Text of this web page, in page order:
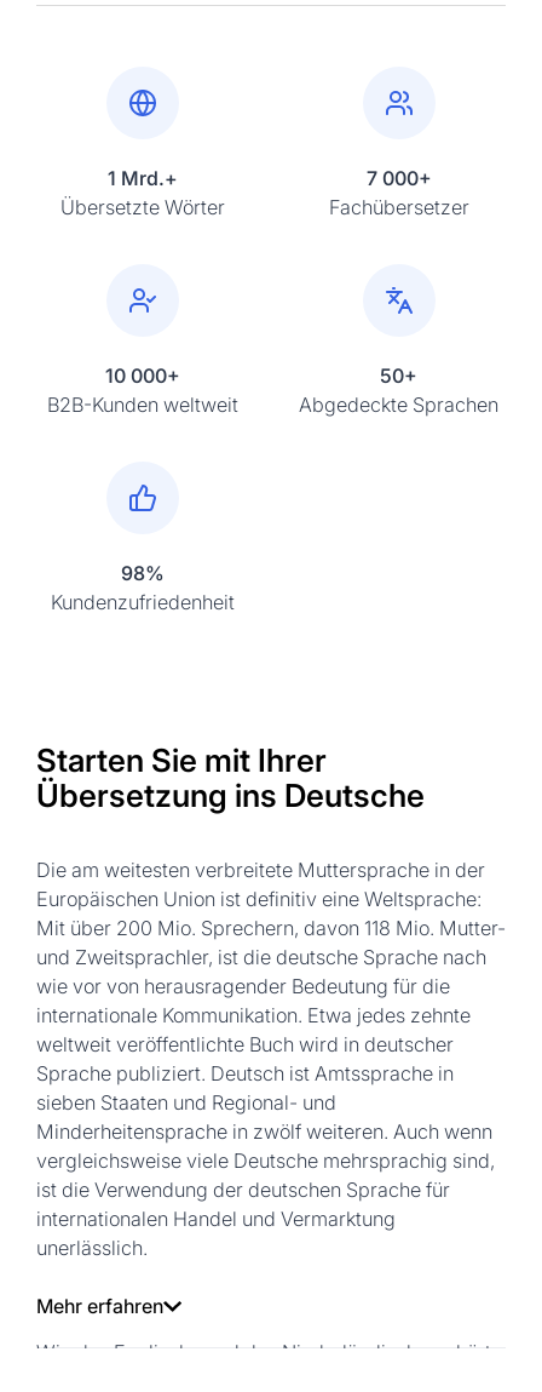
1 Mrd.+
Übersetzte Wörter
7 000+
Fachübersetzer
10 000+
B2B-Kunden weltweit
50+
Abgedeckte Sprachen
98%
Kundenzufriedenheit
Starten Sie mit Ihrer
Übersetzung ins Deutsche
Die am weitesten verbreitete Muttersprache in der
Europäischen Union ist definitiv eine Weltsprache:
Mit über 200 Mio. Sprechern, davon 118 Mio. Mutter-
und Zweitsprachler, ist die deutsche Sprache nach
wie vor von herausragender Bedeutung für die
internationale Kommunikation. Etwa jedes zehnte
weltweit veröffentlichte Buch wird in deutscher
Sprache publiziert. Deutsch ist Amtssprache in
sieben Staaten und Regional- und
Minderheitensprache in zwölf weiteren. Auch wenn
vergleichsweise viele Deutsche mehrsprachig sind,
ist die Verwendung der deutschen Sprache für
internationalen Handel und Vermarktung
unerlässlich.
Mehr erfahren
Wie das Englische und das Niederländische gehört